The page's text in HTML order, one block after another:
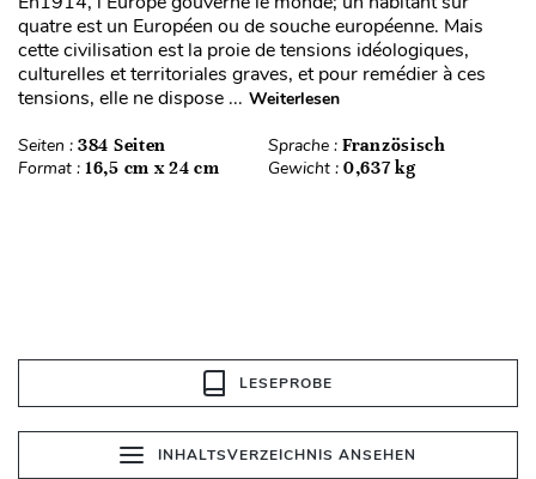
quatre est un Européen ou de souche européenne. Mais
cette civilisation est la proie de tensions idéologiques,
culturelles et territoriales graves, et pour remédier à ces
tensions, elle ne dispose ... Weiterlesen
Seiten : 384 Seiten Sprache : Französisch
Format : 16,5 cm x 24 cm Gewicht : 0,637 kg
LESEPROBE
INHALTSVERZEICHNIS ANSEHEN